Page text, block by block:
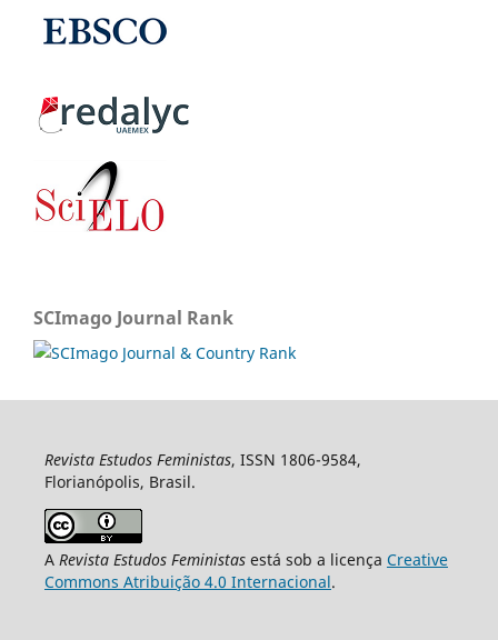
SCImago Journal Rank
Revista Estudos Feministas, ISSN 1806-9584,
Florianópolis, Brasil.
A Revista Estudos Feministasestá sob a licença Creative
Commons Atribuição 4.0 Internacional.